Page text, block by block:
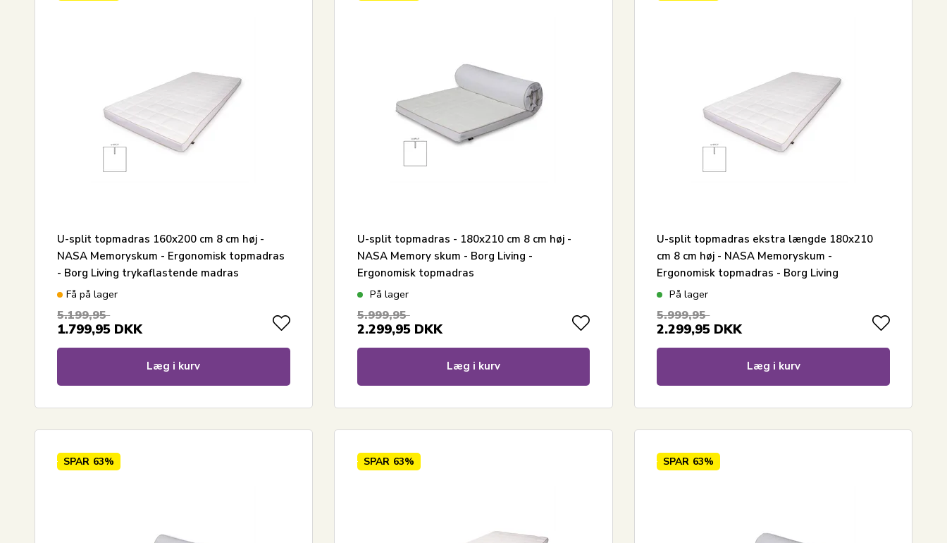
U-split topmadras 160x200 cm 8 cm høj -
NASA Memoryskum - Ergonomisk topmadras
- Borg Living trykaflastende madras
Få på lager
5.199,95
1.799,95 DKK
Læg i kurv
U-split topmadras - 180x210 cm 8 cm høj -
NASA Memory skum - Borg Living -
Ergonomisk topmadras
På lager
5.999,95
2.299,95 DKK
Læg i kurv
U-split topmadras ekstra længde 180x210
cm 8 cm høj - NASA Memoryskum -
Ergonomisk topmadras - Borg Living
trykaflastende madras
På lager
5.999,95
2.299,95 DKK
Læg i kurv
SPAR 63% SPAR 63% SPAR 63%